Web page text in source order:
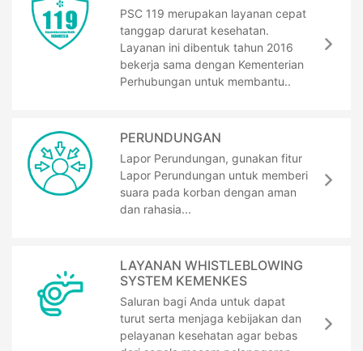
PSC 119 merupakan layanan cepat
tanggap darurat kesehatan.
Layanan ini dibentuk tahun 2016
bekerja sama dengan Kementerian
Perhubungan untuk membantu..
PERUNDUNGAN
Lapor Perundungan, gunakan fitur
Lapor Perundungan untuk memberi
suara pada korban dengan aman
dan rahasia...
LAYANAN WHISTLEBLOWING
SYSTEM KEMENKES
Saluran bagi Anda untuk dapat
turut serta menjaga kebijakan dan
pelayanan kesehatan agar bebas